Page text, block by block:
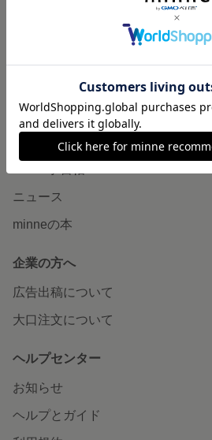
読みもの
minneとものづくりと
ニュース
minneの本
企業の方へ
広告出稿について
大口注文について
ヘルプセンター
お知らせ
ヘルプとガイド